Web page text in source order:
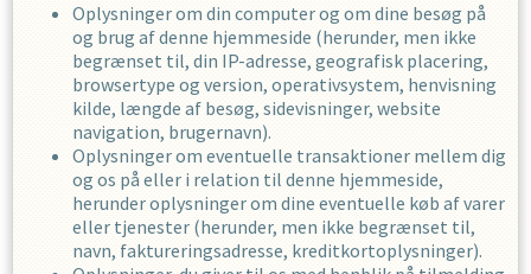
Oplysninger om din computer og om dine besøg på
og brug af denne hjemmeside (herunder, men ikke
begrænset til, din IP-adresse, geografisk placering,
browsertype og version, operativsystem, henvisning
kilde, længde af besøg, sidevisninger, website
navigation, brugernavn).
Oplysninger om eventuelle transaktioner mellem dig
og os på eller i relation til denne hjemmeside,
herunder oplysninger om dine eventuelle køb af varer
eller tjenester (herunder, men ikke begrænset til,
navn, faktureringsadresse, kreditkortoplysninger).